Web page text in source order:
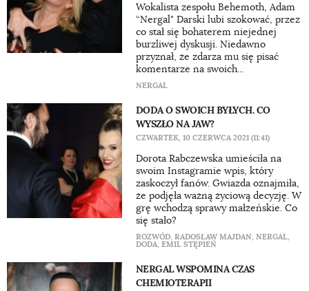
Wokalista zespołu Behemoth, Adam
“Nergal" Darski lubi szokować, przez
co stał się bohaterem niejednej
burzliwej dyskusji. Niedawno
przyznał, że zdarza mu się pisać
komentarze na swoich...
NERGAL
DODA O SWOICH BYŁYCH. CO
WYSZŁO NA JAW?
CZWARTEK, 10 CZERWCA 2021 (11:41)
Dorota Rabczewska umieściła na
swoim Instagramie wpis, który
zaskoczył fanów. Gwiazda oznajmiła,
że podjęła ważną życiową decyzję. W
grę wchodzą sprawy małżeńskie. Co
się stało?
ROZWÓD, RADOSŁAW MAJDAN, NERGAL,
DODA, EMIL STĘPIEŃ
NERGAL WSPOMINA CZAS
CHEMIOTERAPII